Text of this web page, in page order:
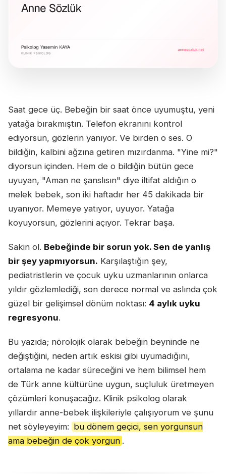
Saat gece üç. Bebeğin bir saat önce uyumuştu, yeni
yatağa bırakmıştın. Telefon ekranını kontrol
ediyorsun, gözlerin yanıyor. Ve birden o ses. O
bildiğin, kalbini ağzına getiren mızırdanma. "Yine mi?"
diyorsun içinden. Hem de o bildiğin bütün gece
uyuyan, "Aman ne şanslısın" diye iltifat aldığın o
melek bebek, son iki haftadır her 45 dakikada bir
uyanıyor. Memeye yatıyor, uyuyor. Yatağa
koyuyorsun, gözlerini açıyor. Tekrar başa.
Sakin ol. Bebeğinde bir sorun yok. Sen de yanlış
bir şey yapmıyorsun. Karşılaştığın şey,
pediatristlerin ve çocuk uyku uzmanlarının onlarca
yıldır gözlemlediği, son derece normal ve aslında çok
güzel bir gelişimsel dönüm noktası: 4 aylık uyku
regresyonu.
Bu yazıda; nörolojik olarak bebeğin beyninde ne
değiştiğini, neden artık eskisi gibi uyumadığını,
ortalama ne kadar süreceğini ve hem bilimsel hem
de Türk anne kültürüne uygun, suçluluk üretmeyen
çözümleri konuşacağız. Klinik psikolog olarak
yıllardır anne-bebek ilişkileriyle çalışıyorum ve şunu
net söyleyeyim: bu dönem geçici, sen yorgunsun
ama bebeğin de çok yorgun .